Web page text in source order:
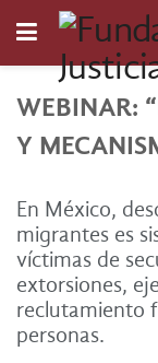
WEBINAR:
Y
En México,
migrantes es
víctimas de
extorsiones,
reclutamiento
personas.